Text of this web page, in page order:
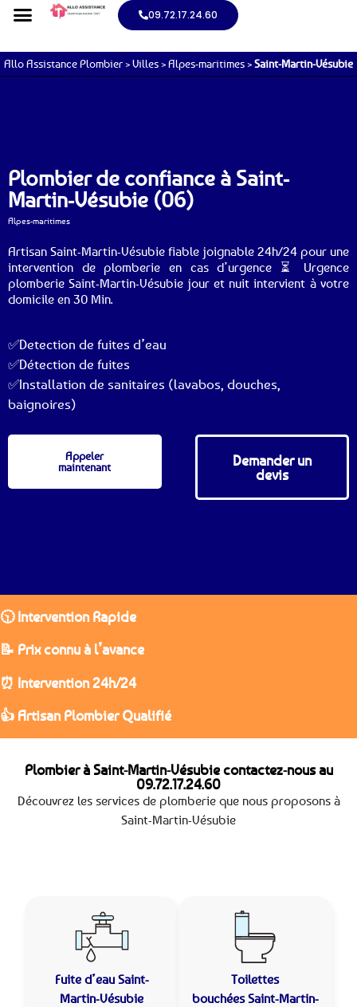
09.72.17.24.60
Allo Assistance Plombier >Villes >Alpes-maritimes >Saint-Martin-Vésubie
Plombier de confiance à Saint-
Martin-Vésubie (06)
Alpes-maritimes
Artisan Saint-Martin-Vésubie fiable joignable 24h/24 pour une
intervention de plomberie en cas d’urgence ⏳ Urgence
plomberie Saint-Martin-Vésubie jour et nuit intervient à votre
domicile en 30 Min.
✅Detection de fuites d’eau
✅Détection de fuites
✅Installation de sanitaires (lavabos, douches,
baignoires)
Appeler
maintenant
Demander un
devis
🕥 Intervention Rapide
📝 Prix connu à l’avance
⏰ Intervention 24h/24
👍 Artisan Plombier Qualifié
Plombier à Saint-Martin-Vésubie contactez-nous au
09.72.17.24.60
Découvrez les services de plomberie que nous proposons à
Saint-Martin-Vésubie
Fuite d’eau Saint-
Martin-Vésubie
Toilettes
bouchéesSaint-Martin-